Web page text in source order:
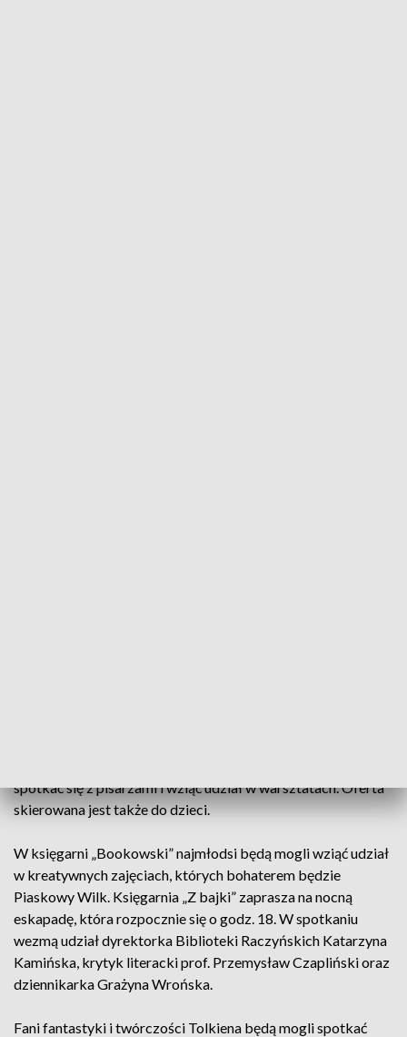
spotkać się z pisarzami i wziąć udział w warsztatach. Oferta
skierowana jest także do dzieci.
W księgarni „Bookowski” najmłodsi będą mogli wziąć udział
w kreatywnych zajęciach, których bohaterem będzie
Piaskowy Wilk. Księgarnia „Z bajki” zaprasza na nocną
eskapadę, która rozpocznie się o godz. 18. W spotkaniu
wezmą udział dyrektorka Biblioteki Raczyńskich Katarzyna
Kamińska, krytyk literacki prof. Przemysław Czapliński oraz
dziennikarka Grażyna Wrońska.
Fani fantastyki i twórczości Tolkiena będą mogli spotkać